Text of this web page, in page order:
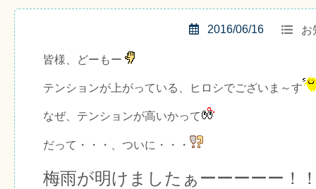
お
2016/06/16
皆様、どーもー
テンションが上がっている、ヒロシでございま～す
なぜ、テンションが高いかって
だって・・・、ついに・・・
梅雨が明けましたぁーーーーー！